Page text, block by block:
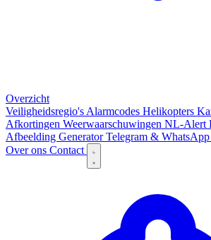
Overzicht
Veiligheidsregio's Alarmcodes Helikopters
Afkortingen Weerwaarschuwingen NL-Alert
Afbeelding GeneratorTelegram & WhatsApp
Over ons Contact